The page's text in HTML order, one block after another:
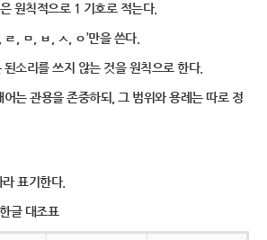
원칙적으로 1 기호로 적는다.
ㄹ, ㅁ, ㅂ, ㅅ, ㅇ’만을 쓴다.
소리를 쓰지 않는 것을 원칙으로 한다.
어는 관용을 존중하되, 그 범위와 용례는 따로 정
표기한다.
글 대조표